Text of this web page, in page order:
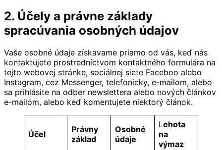
2. Účely a právne základy
spracúvania osobných údajov
Vaše osobné údaje získavame priamo od vás, keď nás
kontaktujete prostredníctvom kontaktného formulára na
tejto webovej stránke, sociálnej siete Faceboo alebo
Instagram, cez Messenger, telefonicky, e-mailom, alebo
sa prihlásite na odber newslettera alebo nových článkov
e-mailom, alebo keď komentujete niektorý článok.
Účel
Právny
základ
Osobné
údaje
Lehota
na
výmaz